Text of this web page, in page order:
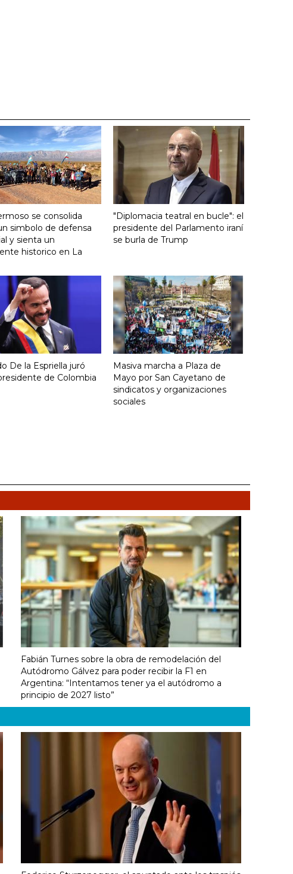
se consolida
simbolo de defensa
y sienta un
historico en La
"Diplomacia teatral en bucle": el
presidente del Parlamento iraní
se burla de Trump
De la Espriella juró
de Colombia
Masiva marcha a Plaza de
Mayo por San Cayetano de
sindicatos y organizaciones
sociales
Fabián Turnes sobre la obra de remodelación del
Autódromo Gálvez para poder recibir la F1 en
Argentina: “Intentamos tener ya el autódromo a
principio de 2027 listo”